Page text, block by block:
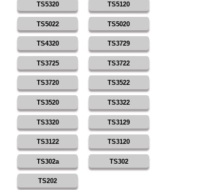
TS5320 TS5120
TS5022 TS5020
TS4320 TS3729
TS3725 TS3722
TS3720 TS3522
TS3520 TS3322
TS3320 TS3129
TS3122 TS3120
TS302a TS302
TS202